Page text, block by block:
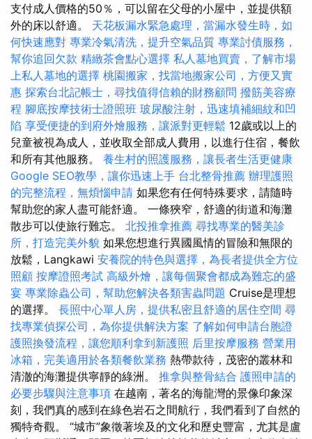
支付成人價格的50％，可以留在父母的小屋中，並提供額
外的床以舒適。 天花板漏水緊急處理，當漏水發生時，如
何快速應對 專業冷氣清洗，提升空氣品質 專業討債服務，
幫你追回欠款 精緻茶會點心選擇 私人墓地買賣，了解市場
上私人墓地的選擇 桃園搬家，找當地搬家公司，方便又實
惠 探索台北記帳士，尋找值得信賴的財務顧問 撥筋美容療
程 腳底按摩技術士證照班 玻尿酸注射，迅速填補細紋和凹
陷 享受便捷的到府外燴服務，讓派對更輕鬆 12歲或以上的
兒童被視為成人，並收取全部成人費用，以進行住宿，餐飲
和所有其他服務。 養生村的照護服務，讓長者生活更健康
Google SEO教學，讓你迅速上手 台北整骨推薦 辦理護照
的完整流程，無煩惱申請 如果您有任何特殊要求，請隨時
幫助您的家人盡可能舒適。 一條狹窄，舒適的街道和海灘
散步可以使旅行難忘。 北投推拿推薦 尋找專業的醫美診
所，打造完美外貌 如果您想進行異國風情的冒險和無限的
放鬆，Langkawi 安養院的特色與選擇，為長者提供全方位
照顧 按摩證照考試 高級外燴，讓每個聚會都成為難忘的盛
宴 專業除蟲公司，幫助您解決各類害蟲問題 Cruise是理想
的選擇。 長照中心單人房，提供私密且舒適的居住空間 尋
找專業偵探公司，為你提供解決方案 了解如何申請台胞證
護照換發流程，讓您順利拿到新護照 后里按摩服務 營業用
冰箱，完美適用於各類餐飲業務 熱帶款待，茂密的叢林和
清澈的海灘提供寧靜的綠洲。 推拿與整骨結合 護照申請的
必要步驟與注意事項 在越南，著名的海龍灣的景像印象深
刻，我們真的感到在綠色岩石之間航行，我們看到了自然的
獨特奇觀。 “城市”象徵著埃及的文化和歷史豐富，尤其是盧